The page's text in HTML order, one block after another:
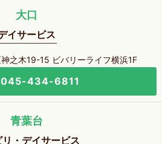
大口
イサービス
之木19-15 ビバリーライフ横浜1F
045-434-6811
青葉台
リ・デイサービス